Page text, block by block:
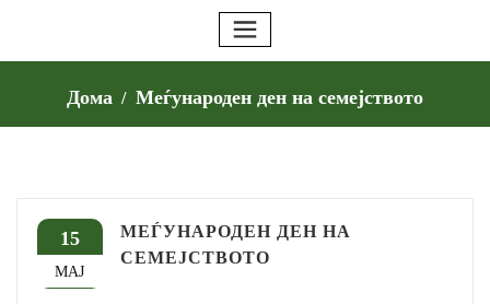
Дома Меѓународен ден на семејството
15
МАЈ
МЕЃУНАРОДЕН ДЕН НА
СЕМЕЈСТВОТО